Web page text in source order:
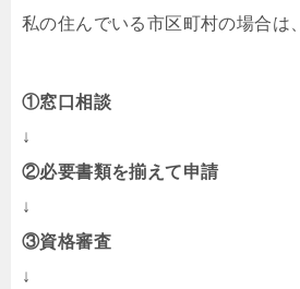
私の住んでいる市区町村の場合は、
①窓口相談
↓
②必要書類を揃えて申請
↓
③資格審査
↓